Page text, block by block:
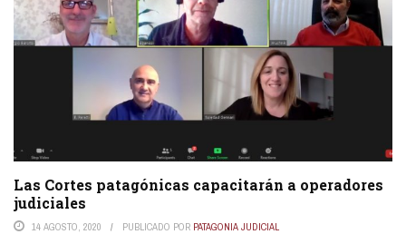
Las Cortes patagónicas capacitarán a operadores
judiciales
14 AGOSTO, 2020 PUBLICADO POR PATAGONIA JUDICIAL